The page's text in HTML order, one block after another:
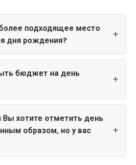
подходящее место
дня рождения?
бюджет на день
Вы хотите отметить день
образом, но у вас